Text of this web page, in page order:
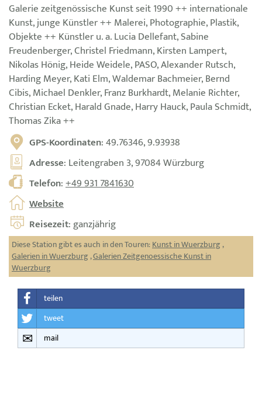
Galerie zeitgenössische Kunst seit 1990 ++ internationale
Kunst, junge Künstler ++ Malerei, Photographie, Plastik,
Objekte ++ Künstler u. a. Lucia Dellefant, Sabine
Freudenberger, Christel Friedmann, Kirsten Lampert,
Nikolas Hönig, Heide Weidele, PASO, Alexander Rutsch,
Harding Meyer, Kati Elm, Waldemar Bachmeier, Bernd
Cibis, Michael Denkler, Franz Burkhardt, Melanie Richter,
Christian Ecket, Harald Gnade, Harry Hauck, Paula Schmidt,
Thomas Zika ++
GPS-Koordinaten: 49.76346, 9.93938
Adresse: Leitengraben 3, 97084 Würzburg
Telefon:+49 931 7841630
Website
Reisezeit: ganzjährig
Diese Station gibt es auch in den Touren:Kunst in Wuerzburg ,
Galerien in Wuerzburg ,Galerien Zeitgenoessische Kunst in
Wuerzburg
teilen
tweet
mail